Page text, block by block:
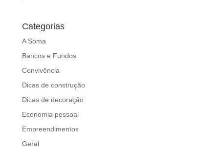
Categorias
A Soma
Bancos e Fundos
Convivência
Dicas de construção
Dicas de decoração
Economia pessoal
Empreendimentos
Geral